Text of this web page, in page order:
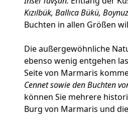
Kızılbük, Ballıca Bükü,
Buchten in allen Größen
Die außergewöhnliche
ebenso wenig entgehen
Seite von Marmaris
Cennet sowie den Buchten
können Sie mehrere
Burg von Marmaris und